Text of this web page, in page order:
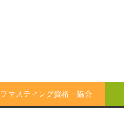
ファスティング資格・協会